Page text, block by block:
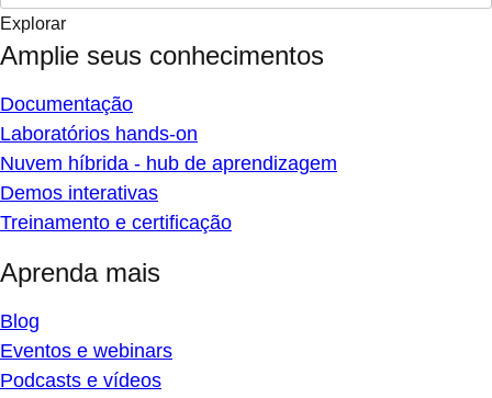
Explorar
Amplie seus conhecimentos
Documentação
Laboratórios hands-on
Nuvem híbrida - hub de aprendizagem
Demos interativas
Treinamento e certificação
Aprenda mais
Blog
Eventos e webinars
Podcasts e vídeos